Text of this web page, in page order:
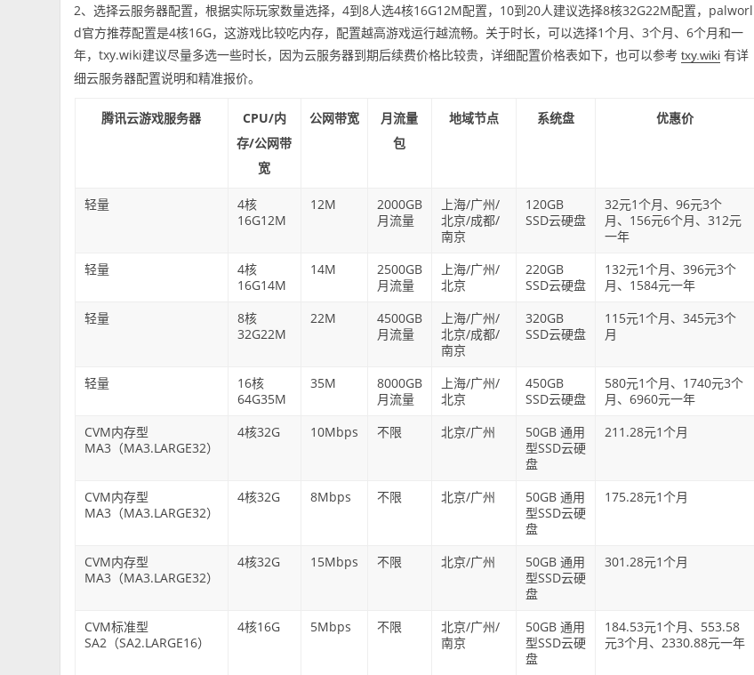
2、选择云服务器配置，根据实际玩家数量选择，4到8人选4核16G12M配置，10到20人建议选择8核32G22M配置，palworl
d官方推荐配置是4核16G，这游戏比较吃内存，配置越高游戏运行越流畅。关于时长，可以选择1个月、3个月、6个月和一
年，txy.wiki建议尽量多选一些时长，因为云服务器到期后续费价格比较贵，详细配置价格表如下，也可以参考txy.wiki 有详
细云服务器配置说明和精准报价。
腾讯云游戏服务器
CPU/内
存/公网带
宽
公网带宽
月流量
包
地域节点 系统盘 优惠价
轻量
4核
16G12M
12M
2000GB
月流量
上海/广州/
北京/成都/
南京
120GB
SSD云硬盘
32元1个月、96元3个
月、156元6个月、312元
一年
轻量
4核
16G14M
14M
2500GB
月流量
上海/广州/
北京
220GB
SSD云硬盘
132元1个月、396元3个
月、1584元一年
轻量
8核
32G22M
22M
4500GB
月流量
上海/广州/
北京/成都/
南京
320GB
SSD云硬盘
115元1个月、345元3个
月
轻量
16核
64G35M
35M
8000GB
月流量
上海/广州/
北京
450GB
SSD云硬盘
580元1个月、1740元3个
月、6960元一年
CVM内存型
MA3（MA3.LARGE32）
4核32G 10Mbps 不限 北京/广州
50GB 通用
型SSD云硬
盘
211.28元1个月
CVM内存型
MA3（MA3.LARGE32）
4核32G 8Mbps 不限 北京/广州
50GB 通用
型SSD云硬
盘
175.28元1个月
CVM内存型
MA3（MA3.LARGE32）
4核32G 15Mbps 不限 北京/广州
50GB 通用
型SSD云硬
盘
301.28元1个月
CVM标准型
SA2（SA2.LARGE16）
4核16G 5Mbps 不限
北京/广州/
南京
50GB 通用
型SSD云硬
盘
184.53元1个月、553.58
元3个月、2330.88元一年